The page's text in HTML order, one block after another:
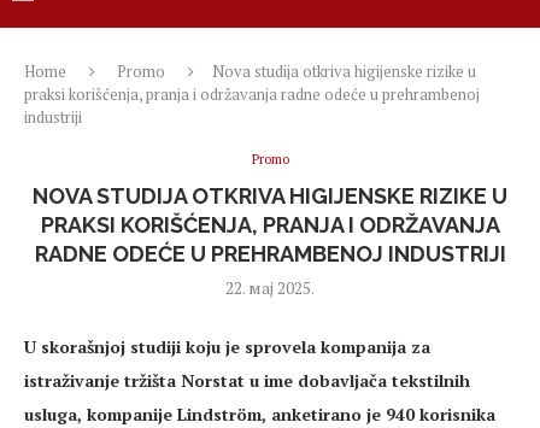
Home Promo
Nova studija otkriva higijenske rizike u
praksi korišćenja, pranja i održavanja radne odeće u prehrambenoj
industriji
Promo
NOVA STUDIJA OTKRIVA HIGIJENSKE RIZIKE U
PRAKSI KORIŠĆENJA, PRANJA I ODRŽAVANJA
RADNE ODEĆE U PREHRAMBENOJ INDUSTRIJI
22. мај 2025.
U skorašnjoj studiji koju je sprovela kompanija za
istraživanje tržišta Norstat u ime dobavljača tekstilnih
usluga, kompanije Lindström, anketirano je 940 korisnika